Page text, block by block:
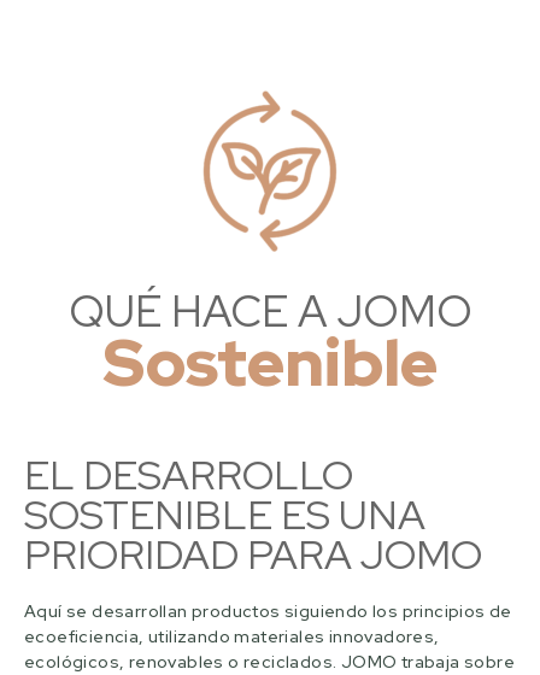
QUÉ HACE A JOMO
Sostenible
EL DESARROLLO
SOSTENIBLE ES UNA
PRIORIDAD PARA JOMO
Aquí se desarrollan productos siguiendo los principios de
ecoeficiencia, utilizando materiales innovadores,
ecológicos, renovables o reciclados. JOMO trabaja sobre